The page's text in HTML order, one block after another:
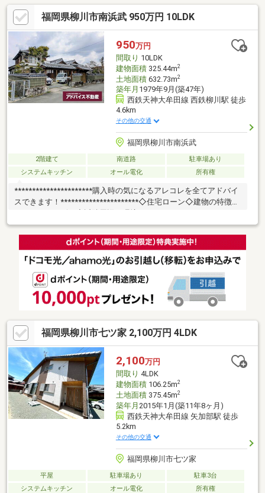
他の不動産屋で審査を断れても1度相談してください初めてのマイ
ホーム探しでお得情報お教え致します・不動産購入時にかかる税
金・住宅ローンの控除と手続き・諸経費のご説明※住宅ローンア
ドバイザーが丁寧に貴方様のマイホーム実現を幅広くサポート致
します！まだ借入が残っている方・すでに持家をお持ちの方、ど
んな事でもご相談下さい！
福岡県柳川市南浜武 950万円 10LDK
950万円
間取り 10LDK
建物面積325.44m2
土地面積632.73m2
築年月 1979年9月(築47年)
西鉄天神大牟田線 西鉄柳川駅 徒歩
4.6km
その他の交通
福岡県柳川市南浜武
2階建て 南道路
駐車場あり
システムキッチン
オール電化 所有権
**********************購入時の気になるアレコレを全てアドバイ
スできます！**********************◇住宅ローン◇建物の特徴◇
ポイント～*****************◆日本家屋の２階建て住宅◆10LDK
で施設としても利用可◆静かな環境の住宅街◆リフォームなくて
も綺麗に保たれています◆庭を堪能したい方にもオススメ
福岡県柳川市七ツ家 2,100万円 4LDK
2,100万円
間取り 4LDK
建物面積106.25m2
土地面積375.45m2
築年月 2015年1月(築11年8ヶ月)
西鉄天神大牟田線 矢加部駅 徒歩
5.2km
その他の交通
福岡県柳川市七ツ家
平屋 駐車場あり
駐車3台
システムキッチン
オール電化 所有権